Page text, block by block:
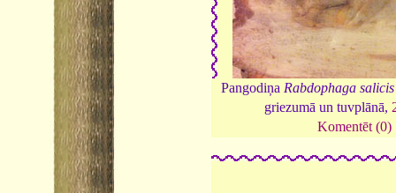
Pangodiņa Rabdophaga salicis
griezumā un tuvplānā,
Komentēt (0)